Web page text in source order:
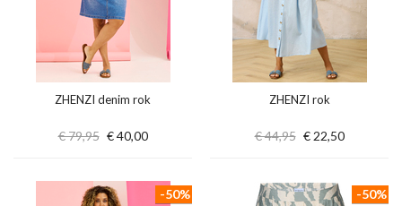
ZHENZI denim rok
€ 79,95 € 40,00
ZHENZI rok
€ 44,95 € 22,50
-50% -50%